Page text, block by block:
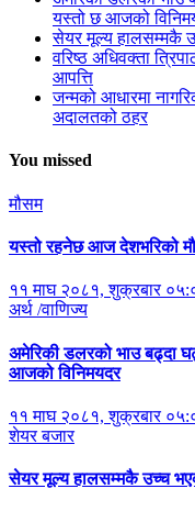
यस्तो छ आजको
सेयर मूल्य हालसम्मकै
वरिष्ठ अधिवक्ता
आपत्ति
जन्मको आधारमा
अदालतको ठहर
You missed
मौसम
यस्तो रहनेछ आज देशभरिको
११ माघ २०८१, शुक्रबार
अर्थ /वाणिज्य
अमेरिकी डलरको भाउ बढ्दा
आजको विनिमयदर
११ माघ २०८१, शुक्रबार
शेयर बजार
सेयर मूल्य हालसम्मकै उच्च